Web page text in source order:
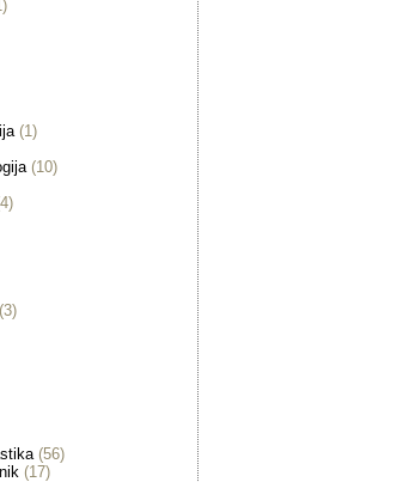
(1)
(10)
(3)
(56)
(17)